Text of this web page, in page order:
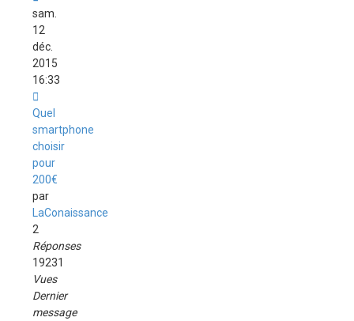
sam.
12
déc.
2015
16:33
Quel
smartphone
choisir
pour
200€
par
LaConaissance
2
Réponses
19231
Vues
Dernier
message